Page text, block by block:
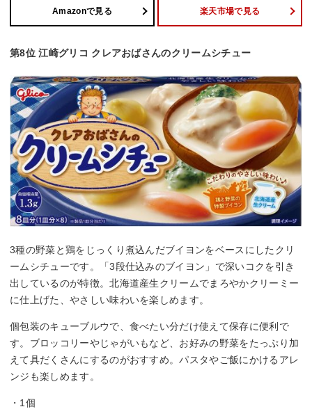
Amazonで見る 楽天市場で見る
第8位 江崎グリコ クレアおばさんのクリームシチュー
3種の野菜と鶏をじっくり煮込んだブイヨンをベースにしたクリ
ームシチューです。「3段仕込みのブイヨン」で深いコクを引き
出しているのが特徴。北海道産生クリームでまろやかクリーミー
に仕上げた、やさしい味わいを楽しめます。
個包装のキューブルウで、食べたい分だけ使えて保存に便利で
す。ブロッコリーやじゃがいもなど、お好みの野菜をたっぷり加
えて具だくさんにするのがおすすめ。パスタやご飯にかけるアレ
ンジも楽しめます。
・1個